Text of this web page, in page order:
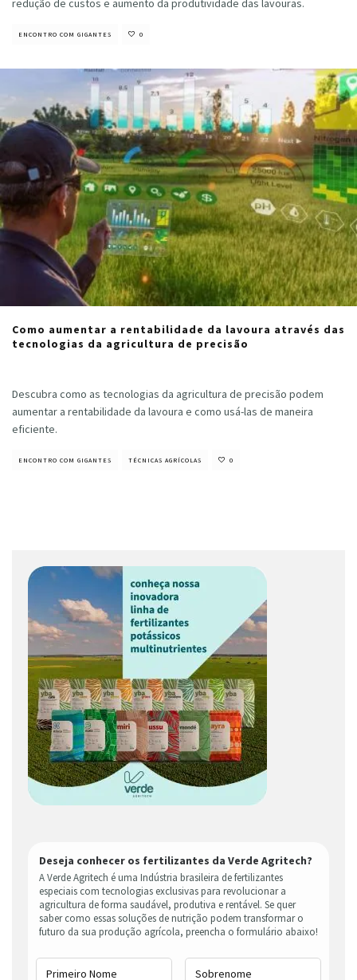
redução de custos e aumento da produtividade das lavouras.
ENCONTRO COM GIGANTES 0
Como aumentar a rentabilidade da lavoura através das
tecnologias da agricultura de precisão
Descubra como as tecnologias da agricultura de precisão podem
aumentar a rentabilidade da lavoura e como usá-las de maneira
eficiente.
ENCONTRO COM GIGANTES TÉCNICAS AGRÍCOLAS 0
Deseja conhecer os fertilizantes da Verde Agritech?
A Verde Agritech é uma Indústria brasileira de fertilizantes
especiais com tecnologias exclusivas para revolucionar a
agricultura de forma saudável, produtiva e rentável. Se quer
saber como essas soluções de nutrição podem transformar o
futuro da sua produção agrícola, preencha o formulário abaixo!